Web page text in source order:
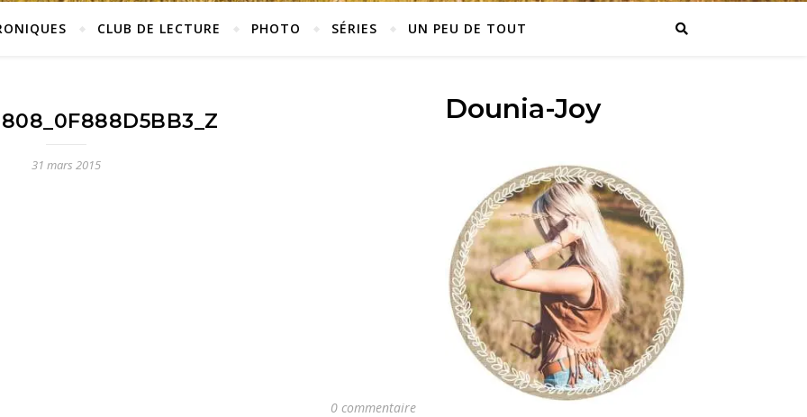
CLUB DE LECTURE PHOTO SÉRIES UN PEU DE TOUT
31 mars 2015
0 commentaire
Dounia-Joy